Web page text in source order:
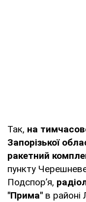
Так, на
Запорізької
ракетний
пункту
Подспор’я,
"Прима" в районі